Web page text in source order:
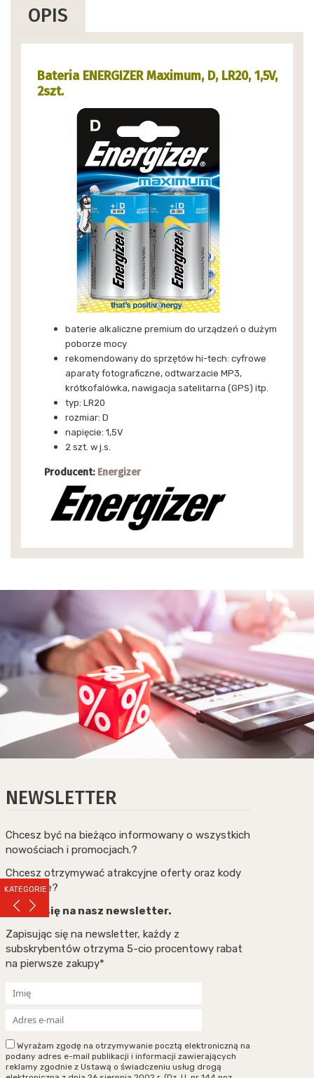
KATEGORIE
OPIS
Bateria ENERGIZER Maximum, D, LR20, 1,5V,
2szt.
baterie alkaliczne premium do urządzeń o dużym
poborze mocy
rekomendowany do sprzętów hi-tech: cyfrowe
aparaty fotograficzne, odtwarzacie MP3,
krótkofalówka, nawigacja satelitarna (GPS) itp.
typ: LR20
rozmiar: D
napięcie: 1,5V
2 szt. w j.s.
Producent: Energizer
NEWSLETTER
Chcesz być na bieżąco informowany o wszystkich
nowościach i promocjach.?
Chcesz otrzymywać atrakcyjne oferty oraz kody
rabatowe?
Zapisz się na nasz newsletter.
Zapisując się na newsletter, każdy z
subskrybentów otrzyma 5-cio procentowy rabat
na pierwsze zakupy*
Wyrażam zgodę na otrzymywanie pocztą elektroniczną na
podany adres e-mail publikacji i informacji zawierających
reklamy zgodnie z Ustawą o świadczeniu usług drogą